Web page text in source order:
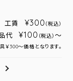
工賃 ¥300 （税込）
代 ¥100 （税込） ～
300～価格となります。